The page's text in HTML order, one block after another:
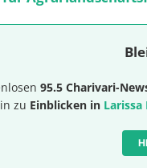
95.5 Charivari-
zu Einblicken in